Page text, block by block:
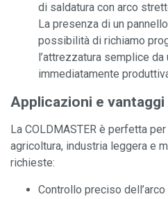
di saldatura con arco
La presenza di un
possibilità di richiamo
l’attrezzatura semplice
immediatamente
Applicazioni e vantaggi
La COLDMASTER è perfetta
agricoltura, industria leggera e
richieste:
Controllo preciso